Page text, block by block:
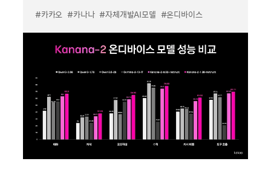
#카카오 #카나나 #자체개발AI모델 #온디바이스